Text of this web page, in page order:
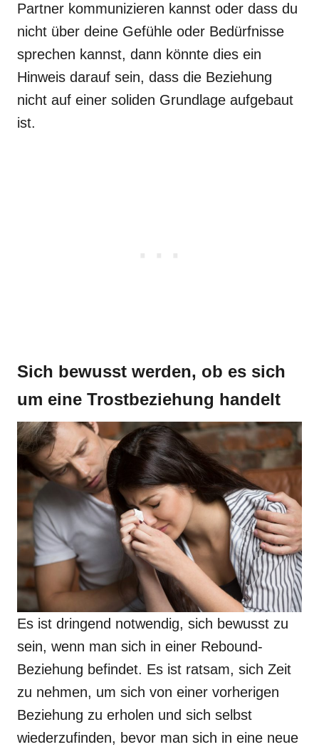
Partner kommunizieren kannst oder dass du
nicht über deine Gefühle oder Bedürfnisse
sprechen kannst, dann könnte dies ein
Hinweis darauf sein, dass die Beziehung
nicht auf einer soliden Grundlage aufgebaut
ist.
Sich bewusst werden, ob es sich
um eine Trostbeziehung handelt
Es ist dringend notwendig, sich bewusst zu
sein, wenn man sich in einer Rebound-
Beziehung befindet. Es ist ratsam, sich Zeit
zu nehmen, um sich von einer vorherigen
Beziehung zu erholen und sich selbst
wiederzufinden, bevor man sich in eine neue